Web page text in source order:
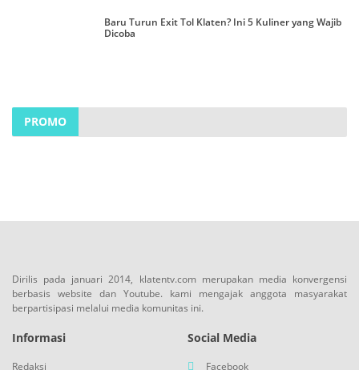
Baru Turun Exit Tol Klaten? Ini 5 Kuliner yang Wajib
Dicoba
PROMO
Dirilis pada januari 2014, klatentv.com merupakan media konvergensi
berbasis website dan Youtube. kami mengajak anggota masyarakat
berpartisipasi melalui media komunitas ini.
Informasi
Redaksi
Social Media
Facebook